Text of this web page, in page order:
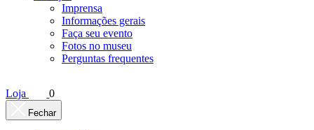
Imprensa
Informações gerais
Faça seu evento
Fotos no museu
Perguntas frequentes
Loja 0
Fechar